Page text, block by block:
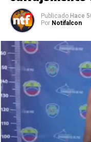
Publicado Hace
Por Notifalcon